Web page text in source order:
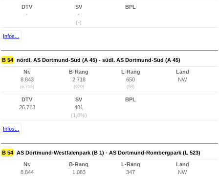
DTV
-
SV
-
(-)
BPL
Infos...
B 54 nördl. AS Dortmund-Süd (A 45) - südl. AS Dortmund-Süd (A 45)
Nr.
8.843
(6.755)
B-Rang
2.718
(620)
L-Rang
650
(98)
Land
NW
DTV
26.713
SV
481
(1,8%)
BPL
Infos...
B 54 AS Dortmund-Westfalenpark (B 1) - AS Dortmund-Rombergpark (L 523)
Nr.
8.844
B-Rang
1.083
L-Rang
347
Land
NW